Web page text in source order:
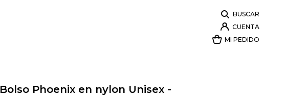
Bolso Phoenix en nylon Unisex -